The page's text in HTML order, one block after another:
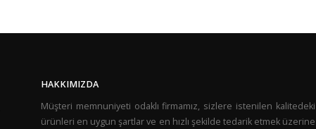
HAKKIMIZDA
Müşteri memnuniyeti odaklı firmamız, sizlere istenilen kalitedeki
ürünleri en uygun şartlar ve en hızlı şekilde tedarik etmek üzerine